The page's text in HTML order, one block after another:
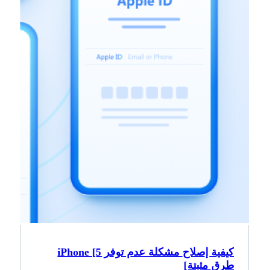
كيفية إصلاح مشكلة عدم توفر iPhone [5
طرق مثبتة]